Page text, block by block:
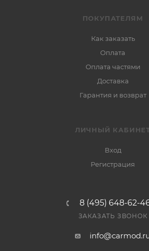
ПОКУПАТЕЛЯМ
Как заказать
Оплата
Оплата частями
Доставка
Гарантия и возврат
ЛИЧНЫЙ
Вход
Регистрация
8 (495) 648-62-
ЗАКАЗАТЬ ЗВОНОК